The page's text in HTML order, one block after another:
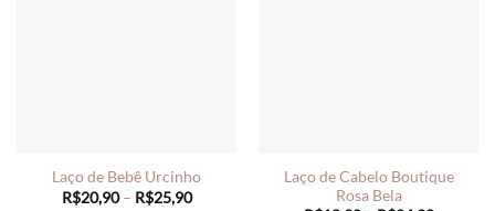
Laço de Bebê Urcinho
R$20,90 – R$25,90Price
Laço de Cabelo Boutique
Rosa Bela